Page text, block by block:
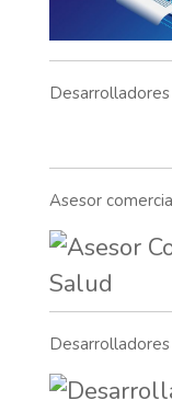
Asesor
Desarrolladores